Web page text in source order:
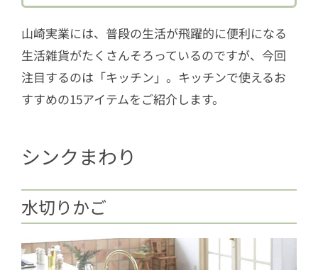
ー ブラック
2シンク下収納
2.1 シンク下 フライパン&鍋蓋スタン
ド
式カバー 包丁& キッチンばさみ差
2.3 キッチンストッカー
3ストッカー＆ホルダー
3.1ポリ袋&キッチンペーパーホルダ
山崎実業には、普段の生活が飛躍的に便利になる
生活雑貨がたくさんそろっているのですが、今回
注目するのは「キッチン」。キッチンで使えるお
すすめの15アイテムをご紹介します。
シンクまわり
水切りかご